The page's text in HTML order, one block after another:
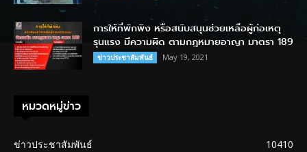
การให้ที่พักพิง หรือสนับสนุนช่วยเหลือผู้ก่อเหตุ
รุนแรง มีความผิด ตามกฎหมายอาญา มาตรา 189
ข่าวประชาสัมพันธ์ May 19, 2021
หมวดหมู่ข่าว
ข่าวประชาสัมพันธ์
10410